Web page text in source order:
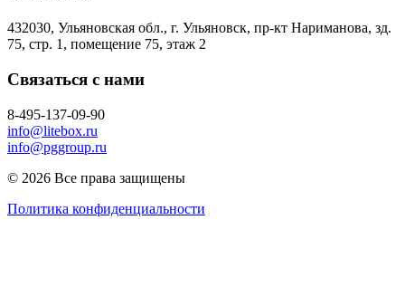
432030, Ульяновская обл., г. Ульяновск, пр-кт Нариманова, зд.
75, стр. 1, помещение 75, этаж 2
Связаться с нами
8-495-137-09-90
info@litebox.ru
info@pggroup.ru
© 2026 Все права защищены
Политика конфиденциальности